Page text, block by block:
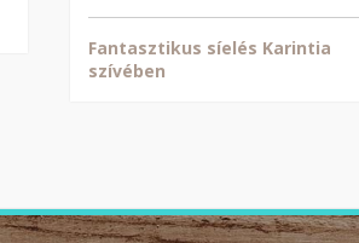
Fantasztikus síelés Karintia
szívében